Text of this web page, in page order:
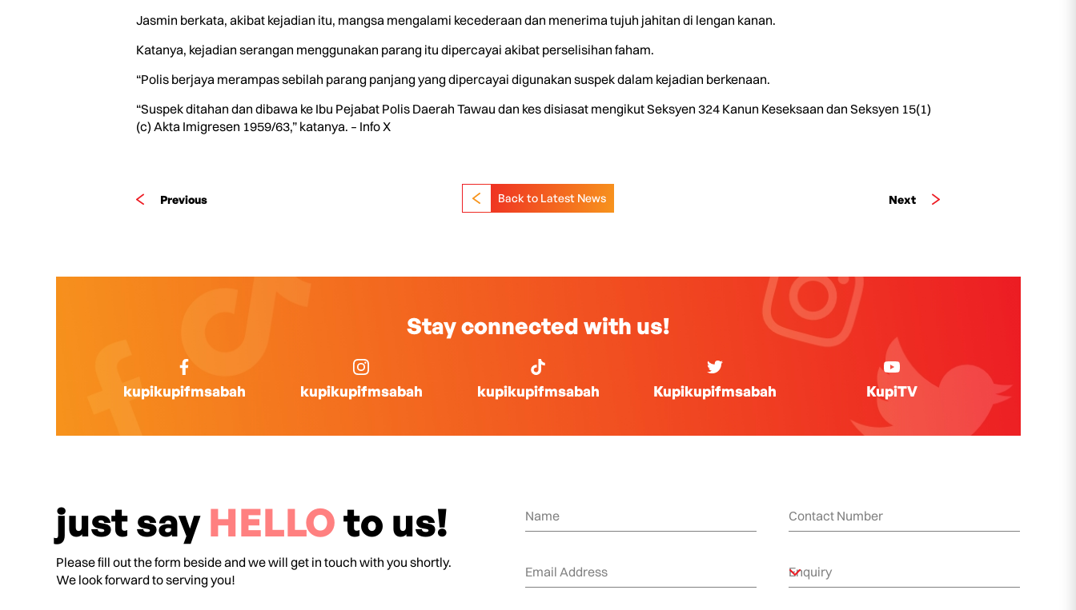
Jasmin berkata, akibat kejadian itu, mangsa mengalami kecederaan dan menerima tujuh jahitan di lengan kanan.
Katanya, kejadian serangan menggunakan parang itu dipercayai akibat perselisihan faham.
“Polis berjaya merampas sebilah parang panjang yang dipercayai digunakan suspek dalam kejadian berkenaan.
“Suspek ditahan dan dibawa ke Ibu Pejabat Polis Daerah Tawau dan kes disiasat mengikut Seksyen 324 Kanun Keseksaan dan Seksyen 15(1)
(c) Akta Imigresen 1959/63,” katanya. – Info X
Previous Next
Back to Latest News
Stay connected with us!
kupikupifmsabah kupikupifmsabah kupikupifmsabah Kupikupifmsabah KupiTV
just say HELLOto us!
Please fill out the form beside and we will get in touch with you shortly.
We look forward to serving you!